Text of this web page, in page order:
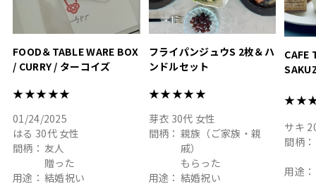
FOOD＆TABLE WARE BOX
/ CURRY / ターコイズ
★★★★★
01/24/2025
はる 30代 女性
間柄： 友人
贈った
用途： 結婚祝い
フライパンジュウS 2枚＆ハ
ンドルセット
★★★★★
芽衣 30代 女性
間柄： 親族（ご家族・親
戚）
もらった
用途： 結婚祝い
CAFE
サキ
間柄：
用途：